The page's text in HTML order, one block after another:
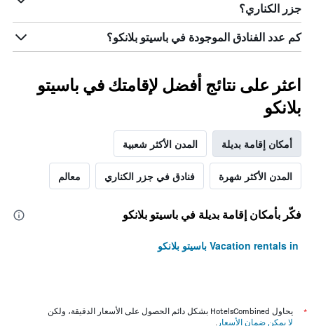
جزر الكناري؟
كم عدد الفنادق الموجودة في باسيتو بلانكو؟
اعثر على نتائج أفضل لإقامتك في باسيتو
بلانكو
أمكان إقامة بديلة المدن الأكثر شعبية
المدن الأكثر شهرة فنادق في جزر الكناري معالم
فكّر بأمكان إقامة بديلة في باسيتو بلانكو
Vacation rentals in باسيتو بلانكو
*
يحاول HotelsCombined بشكل دائم الحصول على الأسعار الدقيقة، ولكن
لا يمكن ضمان الأسعار .